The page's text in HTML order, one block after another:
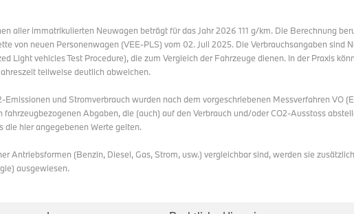
BMW M3 CS Touring
Verbrauch kombiniert: 10.5 l/
CO2-Emissionen kombiniert:
aller immatrikulierten Neuwagen beträgt für das Jahr 2026 111 g/km. Die Berechnung
von neuen Personenwagen (VEE-PLS) vom 02. Juli 2025. Die Verbrauchsangaben sind
Light vehicles Test Procedure), die zum Vergleich der Fahrzeuge dienen. In der Praxis
teilweise deutlich abweichen.
Emissionen und Stromverbrauch wurden nach dem vorgeschriebenen Messverfahren VO
Abgaben, die (auch) auf den Verbrauch und/oder CO2-Ausstoss
die hier angegebenen Werte gelten.
Antriebsformen (Benzin, Diesel, Gas, Strom, usw.) vergleichbar sind, werden sie
ausgewiesen.